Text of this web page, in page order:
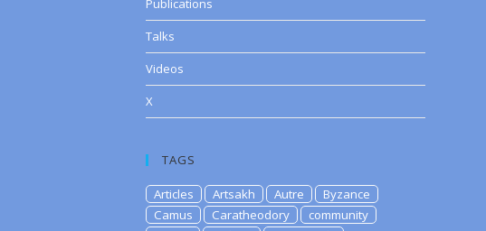
Publications
Talks
Videos
X
TAGS
Articles Artsakh Autre
Byzance
Camus
Caratheodory
community